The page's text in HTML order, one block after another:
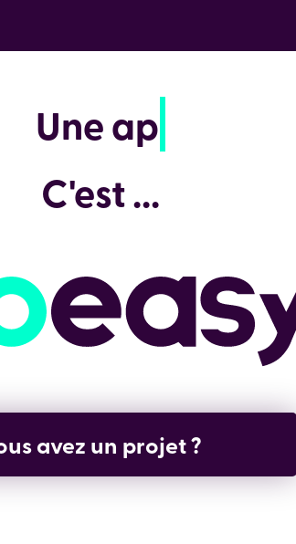
Pour un
Je choisis ...
ou PrestaShop ?